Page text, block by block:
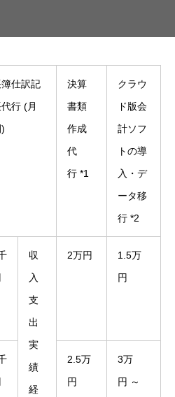
仕訳記
行 (月
決算
書類
作成
代
行 *1
クラウ
ド版会
計ソフ
トの導
入・デ
ータ移
行 *2
収
入
支
出
実
績
経
2万円
1.5万
円
2.5万
円
3万
円 ～